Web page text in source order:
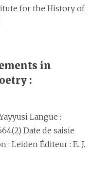
for the History of
in
:
Langue :
Date de saisie
: Leiden Éditeur : E. J.